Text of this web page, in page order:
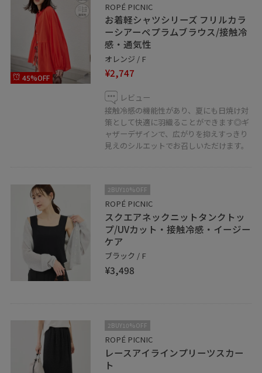
45%OFF
ROPÉ PICNIC
お着軽シャツシリーズ フリルカラ
ーシアーペプラムブラウス/接触冷
感・通気性
オレンジ / F
¥2,747
レビュー
接触冷感の機能性があり、夏にも日焼け対
策として快適に羽織ることができます◎ギ
ャザーデザインで、広がりを抑えすっきり
見えのシルエットでお召しいただけます。
2BUY10%OFF
ROPÉ PICNIC
スクエアネックニットタンクトッ
プ/UVカット・接触冷感・イージー
ケア
ブラック / F
¥3,498
2BUY10%OFF
ROPÉ PICNIC
レースアイラインプリーツスカー
ト